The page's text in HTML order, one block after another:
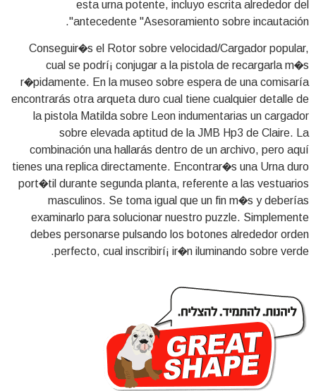
esta urna potente, incluyo escrita alrededor del
antecedente "Asesoramiento sobre incautación".
Conseguir�s el Rotor sobre velocidad/Cargador popular,
cual se podrí¡ conjugar a la pistola de recargarla m�s
r�pidamente. En la museo sobre espera de una comisaría
encontrarás otra arqueta duro cual tiene cualquier detalle de
la pistola Matilda sobre Leon indumentarias un cargador
sobre elevada aptitud de la JMB Hp3 de Claire. La
combinación una hallarás dentro de un archivo, pero aquí
tienes una replica directamente. Encontrar�s una Urna duro
port�til durante segunda planta, referente a las vestuarios
masculinos. Se toma igual que un fin m�s y deberías
examinarlo para solucionar nuestro puzzle. Simplemente
debes personarse pulsando los botones alrededor orden
perfecto, cual inscribirí¡ ir�n iluminando sobre verde.